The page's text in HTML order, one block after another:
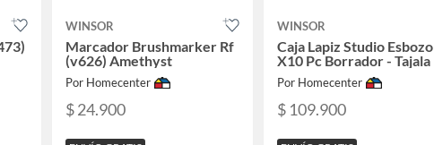
WINSOR
Marcador Brushmarker Rf
(v626) Amethyst
Por Homecenter
$ 24.900
WINSOR
Caja Lapiz Studio Esbozo
X10 Pc Borrador - Tajala
Por Homecenter
$ 109.900